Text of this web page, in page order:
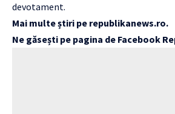
devotament.
Mai multe știri pe republikanews.ro.
Ne găsești pe pagina de Facebook